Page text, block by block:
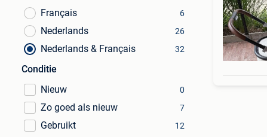
Français
6
Nederlands 26
Nederlands & Français 32
Conditie
Nieuw
0
Zo goed als nieuw 7
Gebruikt 12